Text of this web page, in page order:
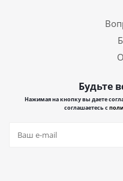
Будьте
Нажимая на кнопку вы даете
соглашаетесь с